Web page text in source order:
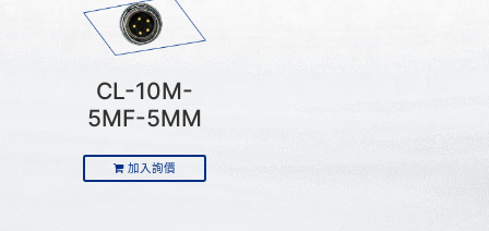
CL-10M-
5MF-5MM
加入詢價